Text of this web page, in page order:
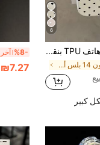
6
غطاء هاتف TPU بنقاط بيضاء وسوداء مطفية مقاوم للصدمات بملمس جلد الليتشي متوافق مع 12 13 14 15 16 17 Pro Max، A55/54/53/52/51، S25/24/23/22/21 Series، هدية ربيعية للحفلات وأعياد الميلاد والذكرى السنوية للأم، جمالي
في آيفون 14 بلس أغطية هواتف أنيقة
كبير
%8-
₪7.27